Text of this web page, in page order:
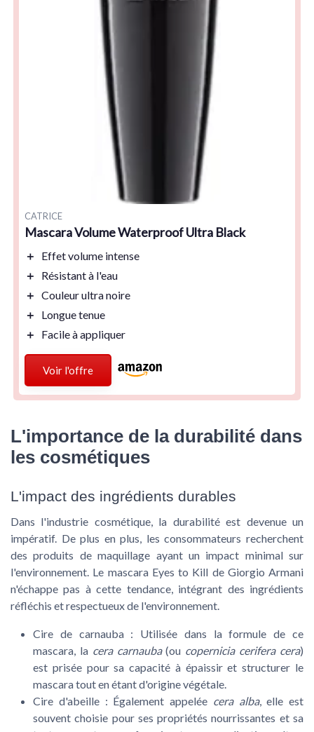
CATRICE
Mascara Volume Waterproof Ultra Black
＋ Effet volume intense
＋
Résistant à l'eau
＋ Couleur ultra noire
＋
Longue tenue
＋
Facile à appliquer
Voir l'offre
L'importance de la durabilité dans
les cosmétiques
L'impact des ingrédients durables
Dans l'industrie cosmétique, la durabilité est devenue un
impératif. De plus en plus, les consommateurs recherchent
des produits de maquillage ayant un impact minimal sur
l'environnement. Le mascara Eyes to Kill de Giorgio Armani
n'échappe pas à cette tendance, intégrant des ingrédients
réfléchis et respectueux de l'environnement.
Cire de carnauba : Utilisée dans la formule de ce
mascara, la cera carnauba(ou copernicia cerifera cera)
est prisée pour sa capacité à épaissir et structurer le
mascara tout en étant d'origine végétale.
Cire d'abeille : Également appelée cera alba, elle est
souvent choisie pour ses propriétés nourrissantes et sa